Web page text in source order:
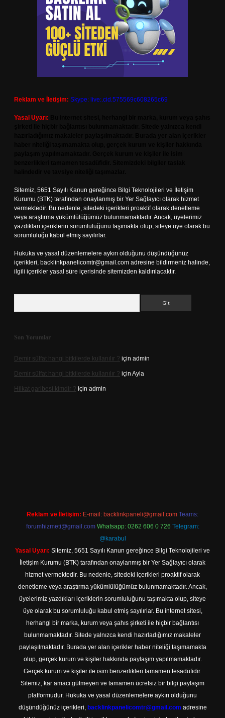
Reklam ve İletişim: Skype: live:.cid.575569c608265c69
Yasal Uyarı:
Sitemiz, 5651 Sayılı Kanun gereğince Bilgi Teknolojileri ve İletişim
Kurumu (BTK) tarafından onaylanmış bir Yer Sağlayıcı olarak hizmet
vermektedir. Bu nedenle, sitedeki içerikleri proaktif olarak denetleme
veya araştırma yükümlülüğümüz bulunmamaktadır. Ancak, üyelerimiz
yazdıkları içeriklerin sorumluluğunu taşımakta olup, siteye üye olarak bu
sorumluluğu kabul etmiş sayılırlar.
Hukuka ve yasal düzenlemelere aykırı olduğunu düşündüğünüz
içerikleri, backlinkpanelicomtr@gmail.com adresine bildirmeniz halinde,
ilgili içerikler yasal süre içerisinde sitemizden kaldırılacaktır.
Son Yorumlar
Demir sülfat hangi bitkilerde kullanılır ? için admin
Demir sülfat hangi bitkilerde kullanılır ? için Ayla
Hilkat garibesi kimdir ? için admin
Reklam ve İletişim: E-mail: backlinkpaneli@gmail.com Teams:
forumhizmeti@gmail.com Whatsapp: 0262 606 0 726 Telegram:
@karabul
Yasal Uyarı: Sitemiz, 5651 Sayılı Kanun gereğince Bilgi Teknolojileri ve
İletişim Kurumu (BTK) tarafından onaylanmış bir Yer Sağlayıcı olarak
hizmet vermektedir. Bu nedenle, sitedeki içerikleri proaktif olarak
denetleme veya araştırma yükümlülüğümüz bulunmamaktadır. Ancak,
üyelerimiz yazdıkları içeriklerin sorumluluğunu taşımakta olup, siteye
üye olarak bu sorumluluğu kabul etmiş sayılırlar. Bu internet sitesi,
herhangi bir marka, kurum veya şahıs şirketi ile hiçbir bağlantısı
bulunmamaktadır. Sitede yalnızca kendi hazırladığımız makaleler
paylaşılmaktadır. Burada yer alan içerikler haber niteliği taşımamakta
olup, gerçek kurum ve kişiler hakkında paylaşım yapılmamaktadır.
Gerçek kurum ve kişiler ile isim benzerlikleri tamamen tesadüfidir.
Sitemiz, kar amacı gütmeyen ve tamamen ücretsiz bir bilgi paylaşım
platformudur. Hukuka ve yasal düzenlemelere aykırı olduğunu
düşündüğünüz içerikleri, backlinkpanelicomtr@gmail.com adresine